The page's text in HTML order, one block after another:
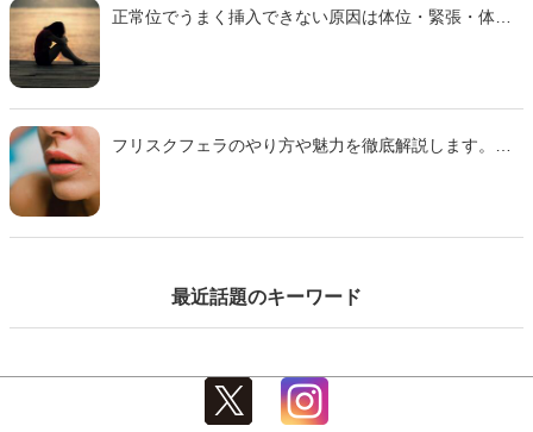
正常位でうまく挿入できない原因は体位・緊張・体質
フリスクフェラのやり方や魅力を徹底解説します。ミ
して下さい。
最近話題のキーワード